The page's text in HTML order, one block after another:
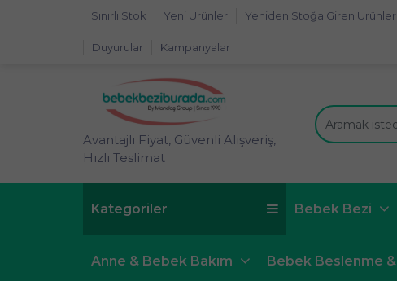
Sınırlı Stok Yeni Ürünler Yeniden Stoğa Giren Ürünler
Duyurular Kampanyalar
Avantajlı Fiyat, Güvenli Alışveriş,
Hızlı Teslimat
Kategoriler Bebek Bezi
Anne & Bebek Bakım Bebek Beslenme